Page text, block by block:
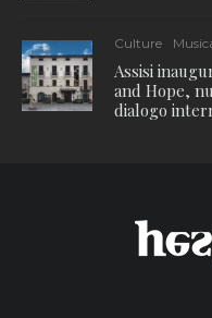
Culture
Assisi
and Hope,
dialogo